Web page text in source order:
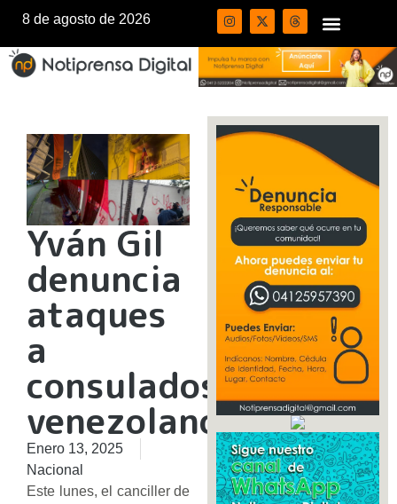
8 de agosto de 2026
Yván Gil
denuncia
ataques
a
consulados
venezolanos
Enero 13, 2025
Nacional
Este lunes, el canciller de